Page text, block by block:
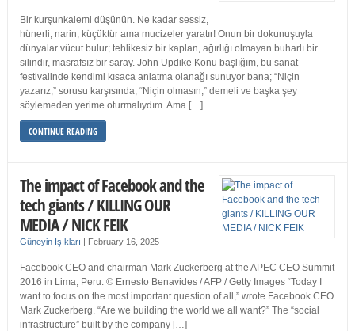
Bir kurşunkalemi düşünün. Ne kadar sessiz,
hünerli, narin, küçüktür ama mucizeler yaratır! Onun bir dokunuşuyla
dünyalar vücut bulur; tehlikesiz bir kaplan, ağırlığı olmayan buharlı bir
silindir, masrafsız bir saray. John Updike Konu başlığım, bu sanat
festivalinde kendimi kısaca anlatma olanağı sunuyor bana; “Niçin
yazarız,” sorusu karşısında, “Niçin olmasın,” demeli ve başka şey
söylemeden yerime oturmalıydım. Ama […]
CONTINUE READING
The impact of Facebook and the
tech giants / KILLING OUR
MEDIA / NICK FEIK
Güneyin Işıkları | February 16, 2025
Facebook CEO and chairman Mark Zuckerberg at the APEC CEO Summit
2016 in Lima, Peru. © Ernesto Benavides / AFP / Getty Images “Today I
want to focus on the most important question of all,” wrote Facebook CEO
Mark Zuckerberg. “Are we building the world we all want?” The “social
infrastructure” built by the company […]